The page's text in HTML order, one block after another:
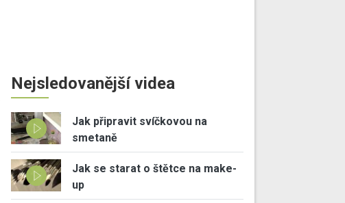
Nejsledovanější videa
Jak připravit svíčkovou na
smetaně
Jak se starat o štětce na make-
up